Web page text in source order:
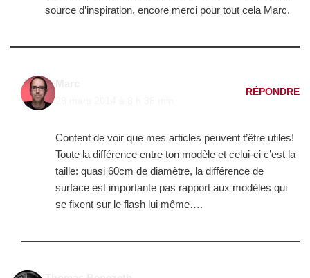
source d’inspiration, encore merci pour tout cela Marc.
RÉPONDRE
Content de voir que mes articles peuvent t’être utiles!
Toute la différence entre ton modèle et celui-ci c’est la
taille: quasi 60cm de diamètre, la différence de
surface est importante pas rapport aux modèles qui
se fixent sur le flash lui même….